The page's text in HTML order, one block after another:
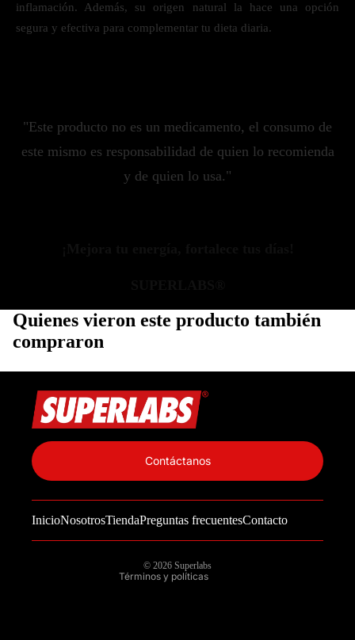
inflamación. Además, su origen natural la hace una opción
segura y efectiva para complementar tu dieta diaria.
"Este producto no es un medicamento, el consumo de
este mismo es responsabilidad de quien lo recomienda
y de quien lo usa."
Quienes vieron este producto también
compraron
InicioNosotrosTiendaPreguntas frecuentesContacto
Contáctanos
© 2026 Superlabs
Términos y políticas
Información de contacto
Política de reembolso
Términos del servicio
Política de envío